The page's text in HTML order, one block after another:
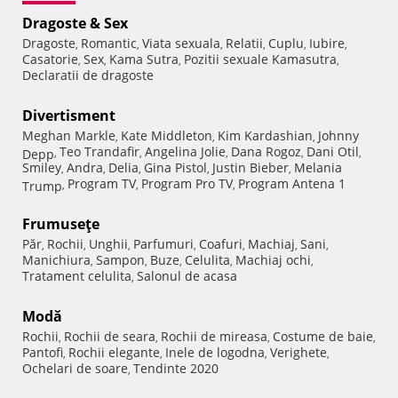
Dragoste & Sex
Dragoste, Romantic, Viata sexuala, Relatii, Cuplu, Iubire,
Casatorie, Sex, Kama Sutra, Pozitii sexuale Kamasutra,
Declaratii de dragoste
Divertisment
Meghan Markle, Kate Middleton, Kim Kardashian, Johnny
Depp, Teo Trandafir, Angelina Jolie, Dana Rogoz, Dani Otil,
Smiley, Andra, Delia, Gina Pistol, Justin Bieber, Melania
Trump, Program TV, Program Pro TV, Program Antena 1
Frumuseţe
Păr, Rochii, Unghii, Parfumuri, Coafuri, Machiaj, Sani,
Manichiura, Sampon, Buze, Celulita, Machiaj ochi,
Tratament celulita, Salonul de acasa
Modă
Rochii, Rochii de seara, Rochii de mireasa, Costume de baie,
Pantofi, Rochii elegante, Inele de logodna, Verighete,
Ochelari de soare, Tendinte 2020